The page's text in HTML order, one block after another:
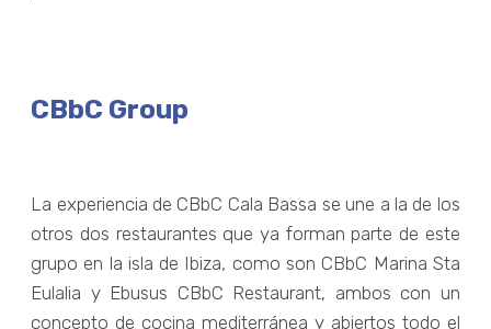
CBbC Group
La experiencia de CBbC Cala Bassa se une a la de los
otros dos restaurantes que ya forman parte de este
grupo en la isla de Ibiza, como son CBbC Marina Sta
Eulalia y Ebusus CBbC Restaurant, ambos con un
concepto de cocina mediterránea y abiertos todo el